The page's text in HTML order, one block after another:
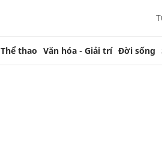
Thể thao Văn hóa - Giải trí Đời sống